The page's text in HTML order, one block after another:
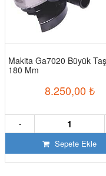
Makita Ga7020 Büyük
180 Mm
8.250,00 ₺
-
Sepete Ekle